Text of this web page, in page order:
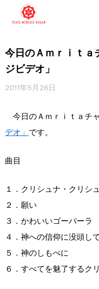
今日のＡｍｒｉｔａ
ジビデオ」
2011年5月26日
今日のＡｍｒｉｔａチャ
デオ」 です。
曲目
１．クリシュナ・クリシ
２．願い
３．かわいいゴーパーラ
４．神への信仰に没頭し
５．神のしもべに
６．すべてを魅了するク